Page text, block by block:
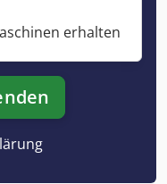
erhalten